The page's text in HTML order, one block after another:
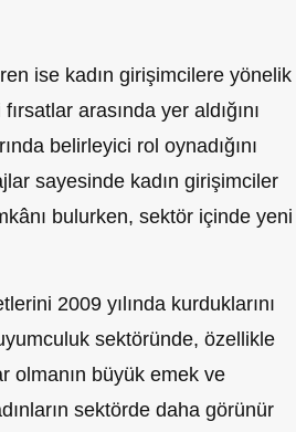
ise kadın girişimcilere yönelik
arasında yer aldığını
belirleyici rol oynadığını
sayesinde kadın girişimciler
bulurken, sektör içinde yeni
2009 yılında kurduklarını
sektöründe, özellikle
olmanın büyük emek ve
sektörde daha görünür